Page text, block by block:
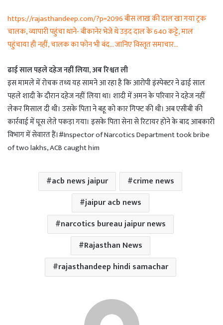
https://rajasthandeep.com/?p=2096 बीस लाख की दाल खा गया ट्रक
चालक, व्यापारी पहुंचा थाने- बीकानेर भेजे थे उड़द दाल के 640 कट्टे, माल
पहुंचाया ही नहीं, चालक का फोन भी बंद… जानिए विस्तृत समाचार…
ढाई साल पहले दहेज नहीं लिया, अब रिश्वत ली
इस मामले में रोचक तथ्य यह सामने आ रहा है कि आरोपी इंस्पेक्टर ने ढाई साल
पहले शादी के दौरान दहेज नहीं लिया था। शादी में अमन के परिवार ने दहेज नहीं
लेकर मिसाल दी थी। उसके पिता ने बहू को कार गिफ्ट की थी। अब एसीबी की
कार्रवाई में घूस लेते पकड़ा गया। इसके पिता सेना से रिटायर होने के बाद आबकारी
विभाग में सेवारत हैं।#Inspector of Narcotics Department took bribe
of two lakhs, ACB caught him
acb news jaipur
crime news
jaipur acb news
narcotics bureau jaipur news
Rajasthan News
rajasthandeep hindi samachar